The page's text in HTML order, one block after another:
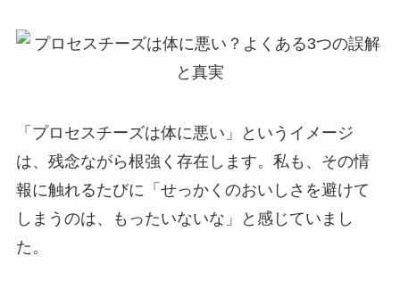
「プロセスチーズは体に悪い」というイメージ
は、残念ながら根強く存在します。私も、その情
報に触れるたびに「せっかくのおいしさを避けて
しまうのは、もったいないな」と感じていまし
た。